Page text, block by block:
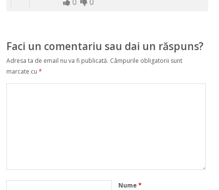
Faci un comentariu sau dai un răspuns?
Adresa ta de email nu va fi publicată. Câmpurile obligatorii sunt
marcate cu*
Nume*